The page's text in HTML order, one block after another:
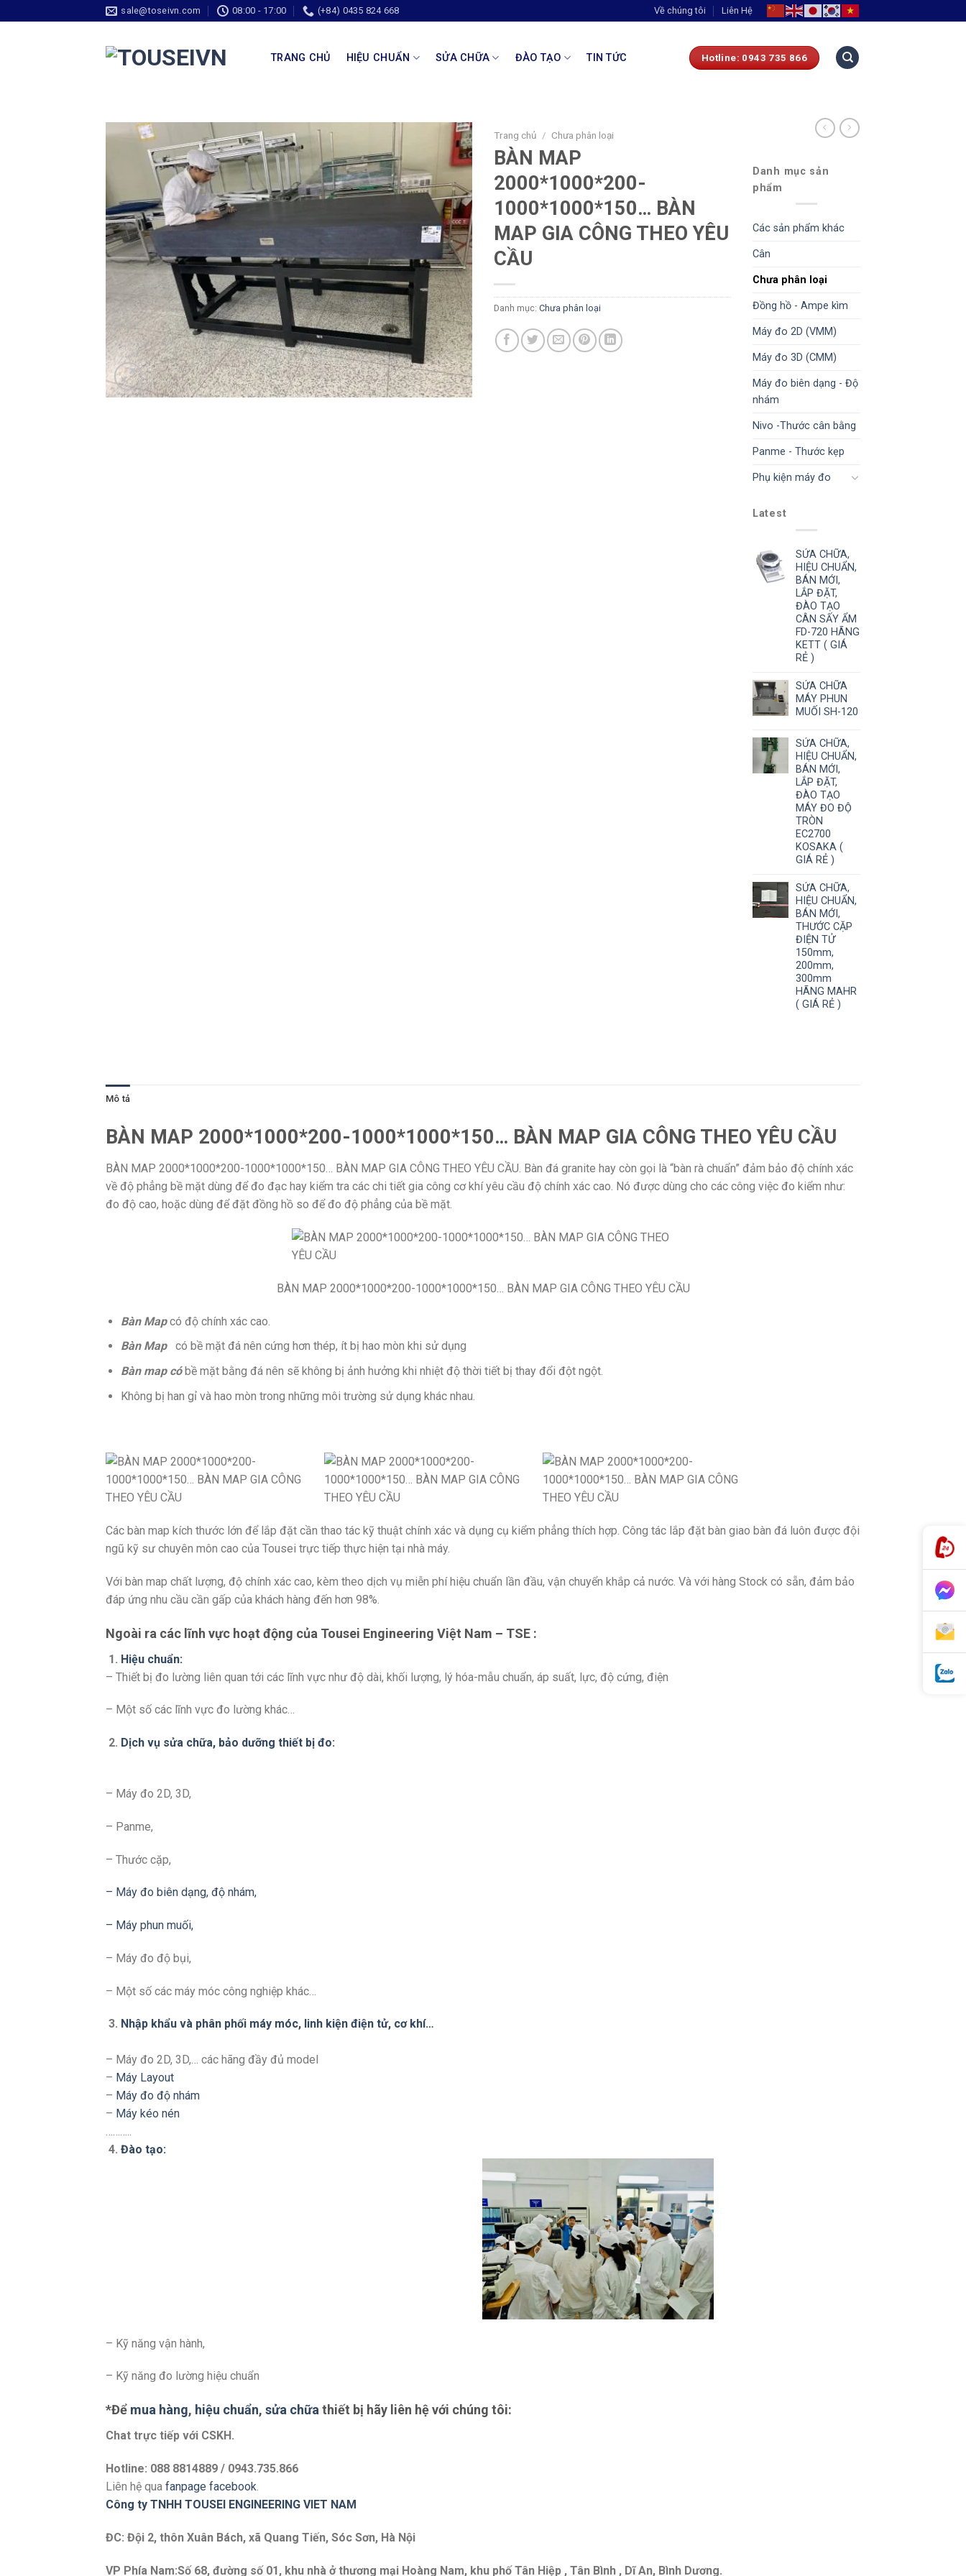
sale@toseivn.com 08:00 - 17:00 (+84) 0435 824 668 Về chúng tôi Liên Hệ
TRANG CHỦ HIỆU CHUẨN SỬA CHỮA ĐÀO TẠO TIN TỨC Hotline: 0943 735 866
Trang chủ / Chưa phân loại
BÀN MAP
2000*1000*200-
1000*1000*150… BÀN
MAP GIA CÔNG THEO YÊU
CẦU
Danh mục: Chưa phân loại
Danh mục sản
phẩm
Các sản phẩm khác
Cân
Chưa phân loại
Đồng hồ - Ampe kìm
Máy đo 2D (VMM)
Máy đo 3D (CMM)
Máy đo biên dạng - Độ
nhám
Nivo -Thước cân bằng
Panme - Thước kẹp
Phụ kiện máy đo
Latest
SỬA CHỮA,
HIỆU CHUẨN,
BÁN MỚI,
LẮP ĐẶT,
ĐÀO TẠO
CÂN SẤY ẨM
FD-720 HÃNG
KETT ( GIÁ
RẺ )
SỬA CHỮA
MÁY PHUN
MUỐI SH-120
SỬA CHỮA,
HIỆU CHUẨN,
BÁN MỚI,
LẮP ĐẶT,
ĐÀO TẠO
MÁY ĐO ĐỘ
TRÒN
EC2700
KOSAKA (
GIÁ RẺ )
SỬA CHỮA,
HIỆU CHUẨN,
BÁN MỚI,
THƯỚC CẶP
ĐIỆN TỬ
150mm,
200mm,
300mm
HÃNG MAHR
( GIÁ RẺ )
Mô tả
BÀN MAP 2000*1000*200-1000*1000*150… BÀN MAP GIA CÔNG THEO YÊU CẦU
BÀN MAP 2000*1000*200-1000*1000*150… BÀN MAP GIA CÔNG THEO YÊU CẦU. Bàn đá granite hay còn gọi là “bàn rà chuẩn” đảm bảo độ chính xác
về độ phẳng bề mặt dùng để đo đạc hay kiểm tra các chi tiết gia công cơ khí yêu cầu độ chính xác cao. Nó được dùng cho các công việc đo kiểm như:
đo độ cao, hoặc dùng để đặt đồng hồ so để đo độ phẳng của bề mặt.
BÀN MAP 2000*1000*200-1000*1000*150… BÀN MAP GIA CÔNG THEO YÊU CẦU
Bàn Mapcó độ chính xác cao.
Bàn Mapcó bề mặt đá nên cứng hơn thép, ít bị hao mòn khi sử dụng
Bàn map cóbề mặt bằng đá nên sẽ không bị ảnh hưởng khi nhiệt độ thời tiết bị thay đổi đột ngột.
Không bị han gỉ và hao mòn trong những môi trường sử dụng khác nhau.
Các bàn map kích thước lớn để lắp đặt cần thao tác kỹ thuật chính xác và dụng cụ kiểm phẳng thích hợp. Công tác lắp đặt bàn giao bàn đá luôn được đội
ngũ kỹ sư chuyên môn cao của Tousei trực tiếp thực hiện tại nhà máy.
Với bàn map chất lượng, độ chính xác cao, kèm theo dịch vụ miễn phí hiệu chuẩn lần đầu, vận chuyển khắp cả nước. Và với hàng Stock có sẵn, đảm bảo
đáp ứng nhu cầu cần gấp của khách hàng đến hơn 98%.
Ngoài ra các lĩnh vực hoạt động của Tousei Engineering Việt Nam – TSE :
1. Hiệu chuẩn:
– Thiết bị đo lường liên quan tới các lĩnh vực như độ dài, khối lượng, lý hóa-mẫu chuẩn, áp suất, lực, độ cứng, điện
– Một số các lĩnh vực đo lường khác…
2. Dịch vụ sửa chữa, bảo dưỡng thiết bị đo:
– Máy đo 2D, 3D,
– Panme,
– Thước cặp,
– Máy đo biên dạng, độ nhám,
– Máy phun muối,
– Máy đo độ bụi,
– Một số các máy móc công nghiệp khác…
3. Nhập khẩu và phân phối máy móc, linh kiện điện tử, cơ khí…
– Máy đo 2D, 3D,… các hãng đầy đủ model
– Máy Layout
– Máy đo độ nhám
– Máy kéo nén
………..
4. Đào tạo:
– Kỹ năng vận hành,
– Kỹ năng đo lường hiệu chuẩn
*Để mua hàng, hiệu chuẩn, sửa chữa thiết bị hãy liên hệ với chúng tôi:
Chat trực tiếp với CSKH.
Hotline: 088 8814889 / 0943.735.866
Liên hệ qua fanpage facebook.
Công ty TNHH TOUSEI ENGINEERING VIET NAM
ĐC: Đội 2, thôn Xuân Bách, xã Quang Tiến, Sóc Sơn, Hà Nội
VP Phía Nam:Số 68, đường số 01, khu nhà ở thương mại Hoàng Nam, khu phố Tân Hiệp , Tân Bình , Dĩ An, Bình Dương.